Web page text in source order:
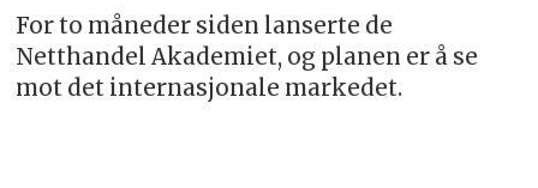
For to måneder siden lanserte de
Netthandel Akademiet, og planen er å se
mot det internasjonale markedet.